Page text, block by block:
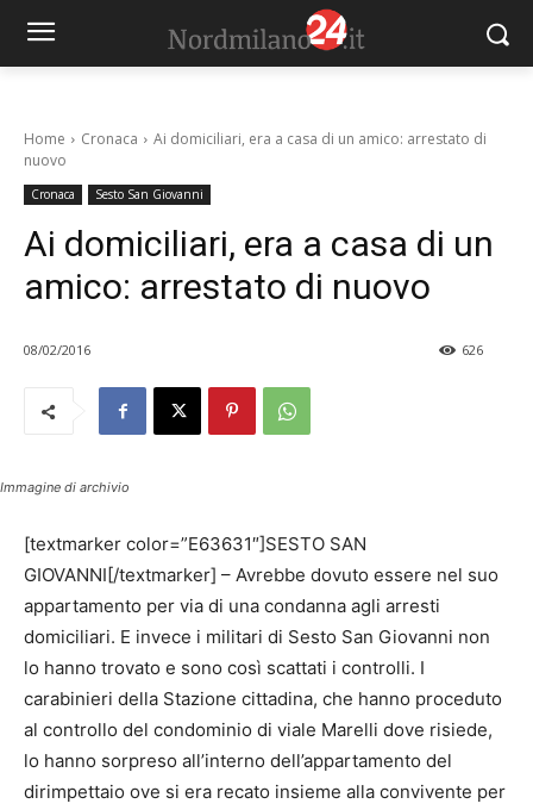
Home Cronaca
Ai domiciliari, era a casa di un amico: arrestato di
nuovo
Cronaca Sesto San Giovanni
Ai domiciliari, era a casa di un
amico: arrestato di nuovo
08/02/2016 626
Immagine di archivio
[textmarker color=”E63631″]SESTO SAN
GIOVANNI[/textmarker] – Avrebbe dovuto essere nel suo
appartamento per via di una condanna agli arresti
domiciliari. E invece i militari di Sesto San Giovanni non
lo hanno trovato e sono così scattati i controlli. I
carabinieri della Stazione cittadina, che hanno proceduto
al controllo del condominio di viale Marelli dove risiede,
lo hanno sorpreso all’interno dell’appartamento del
dirimpettaio ove si era recato insieme alla convivente per